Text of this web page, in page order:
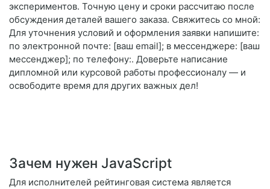
экспериментов. Точную цену и сроки рассчитаю после
обсуждения деталей вашего заказа. Свяжитесь со мной:
Для уточнения условий и оформления заявки напишите:
по электронной почте: [ваш email]; в мессенджере: [ваш
мессенджер]; по телефону:. Доверьте написание
дипломной или курсовой работы профессионалу — и
освободите время для других важных дел!
Зачем нужен JavaScript
Для исполнителей рейтинговая система является